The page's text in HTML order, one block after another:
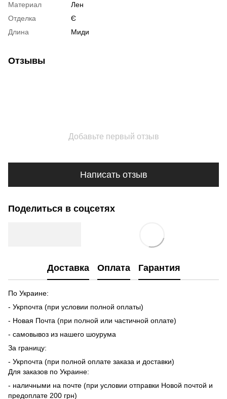
Материал
Лeн
Отделка
Є
Длина
Миди
Отзывы
Добавьте первый отзыв
Написать отзыв
Поделиться в соцсетях
Доставка Оплата Гарантия
По Украине:
- Укрпочта (при условии полной оплаты)
- Новая Почта (при полной или частичной оплате)
- самовывоз из нашего шоурума
За границу:
- Укрпочта (при полной оплате заказа и доставки)
Для заказов по Украине:
- наличными на почте (при условии отправки Новой почтой и
предоплате 200 грн)